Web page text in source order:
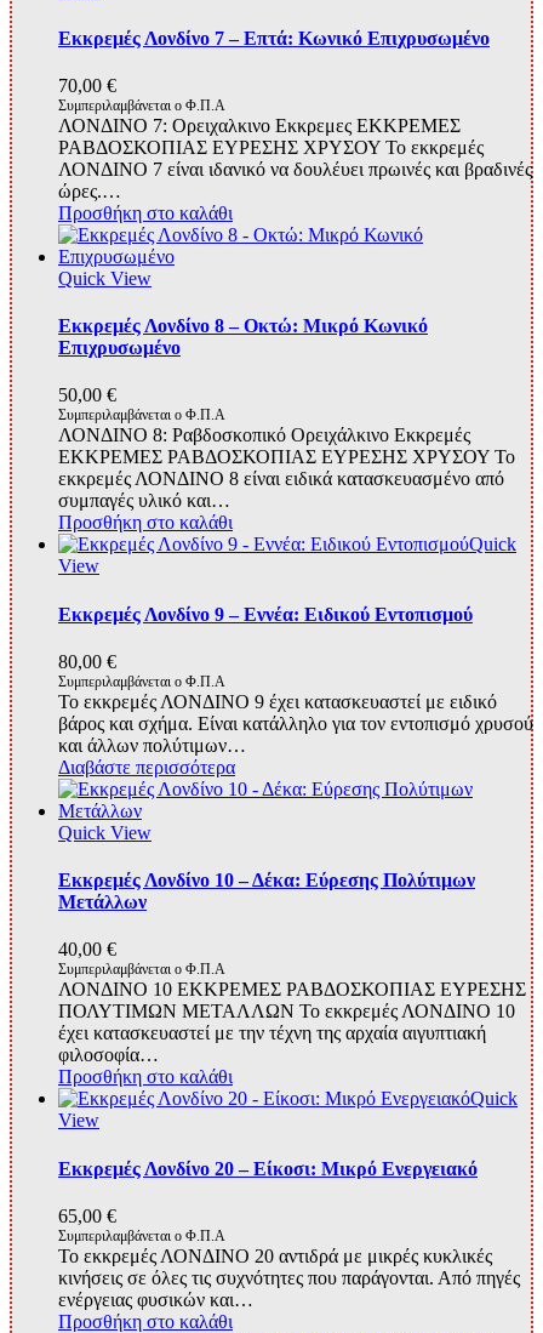
Εκκρεμές Λονδίνο 7 – Επτά: Κωνικό Επιχρυσωμένο
70,00 €
Συμπεριλαμβάνεται ο Φ.Π.Α
ΛΟΝΔΙΝΟ 7: Ορειχαλκινο Εκκρεμες ΕΚΚΡΕΜΕΣ
ΡΑΒΔΟΣΚΟΠΙΑΣ ΕΥΡΕΣΗΣ ΧΡΥΣΟΥ Το εκκρεμές
ΛΟΝΔΙΝΟ 7 είναι ιδανικό να δουλέυει πρωινές και βραδινές
ώρες.…
Προσθήκη στο καλάθι
Quick View
Εκκρεμές Λονδίνο 8 – Οκτώ: Μικρό Κωνικό
Επιχρυσωμένο
50,00 €
Συμπεριλαμβάνεται ο Φ.Π.Α
ΛΟΝΔΙΝΟ 8: Ραβδοσκοπικό Ορειχάλκινο Εκκρεμές
ΕΚΚΡΕΜΕΣ ΡΑΒΔΟΣΚΟΠΙΑΣ ΕΥΡΕΣΗΣ ΧΡΥΣΟΥ Το
εκκρεμές ΛΟΝΔΙΝΟ 8 είναι ειδικά κατασκευασμένο από
συμπαγές υλικό και…
Προσθήκη στο καλάθι
Quick
View
Εκκρεμές Λονδίνο 9 – Εννέα: Ειδικού Εντοπισμού
80,00 €
Συμπεριλαμβάνεται ο Φ.Π.Α
Το εκκρεμές ΛΟΝΔΙΝΟ 9 έχει κατασκευαστεί με ειδικό
βάρος και σχήμα. Είναι κατάλληλο για τον εντοπισμό χρυσού
και άλλων πολύτιμων…
Διαβάστε περισσότερα
Quick View
Εκκρεμές Λονδίνο 10 – Δέκα: Εύρεσης Πολύτιμων
Μετάλλων
40,00 €
Συμπεριλαμβάνεται ο Φ.Π.Α
ΛΟΝΔΙΝΟ 10 ΕΚΚΡΕΜΕΣ ΡΑΒΔΟΣΚΟΠΙΑΣ ΕΥΡΕΣΗΣ
ΠΟΛΥΤΙΜΩΝ ΜΕΤΑΛΛΩΝ Το εκκρεμές ΛΟΝΔΙΝΟ 10
έχει κατασκευαστεί με την τέχνη της αρχαία αιγυπτιακή
φιλοσοφία…
Προσθήκη στο καλάθι
Quick
View
Εκκρεμές Λονδίνο 20 – Είκοσι: Μικρό Ενεργειακό
65,00 €
Συμπεριλαμβάνεται ο Φ.Π.Α
Το εκκρεμές ΛΟΝΔΙΝΟ 20 αντιδρά με μικρές κυκλικές
κινήσεις σε όλες τις συχνότητες που παράγονται. Από πηγές
ενέργειας φυσικών και…
Προσθήκη στο καλάθι